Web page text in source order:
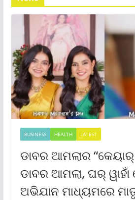
BUSINESS HEALTH LATEST
ଡାବର ଆମଲାର “କେୟାର୍
ଡାବର ଆମଲା, ଘର୍ ୱାହାଁ
ଅଭିଯାନ ମାଧ୍ୟମରେ